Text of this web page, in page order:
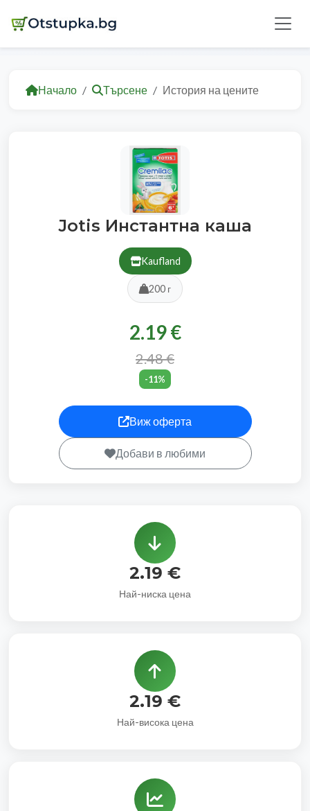
Начало Търсене История на цените
Jotis Инстантна каша
Kaufland
200 г
2.19 €
2.48 €
-11%
Виж оферта
Добави в любими
2.19 €
Най-ниска цена
2.19 €
Най-висока цена